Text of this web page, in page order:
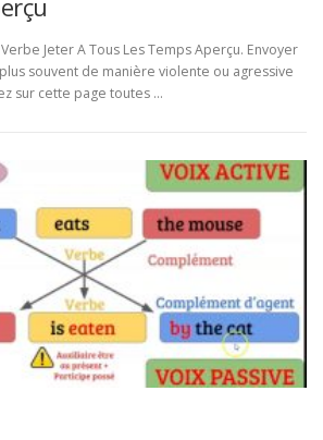
Jeter A Tous Les Temps Aperçu. Envoyer
souvent de manière violente ou agressive
sur cette page toutes …